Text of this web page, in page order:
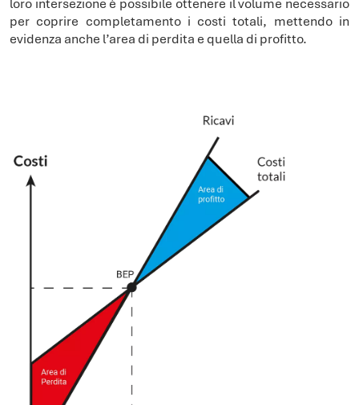
per coprire completamento i costi totali, mettendo in
evidenza anche l’area di perdita e quella di profitto.